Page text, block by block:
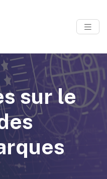
sur le